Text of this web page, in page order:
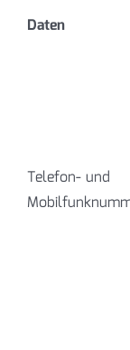
Daten
Telefon- und